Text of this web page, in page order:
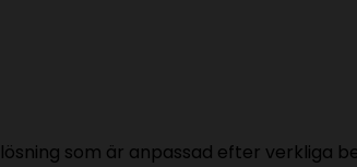
som är anpassad efter verkliga